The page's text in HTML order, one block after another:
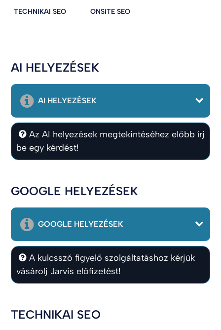
TECHNIKAI SEO ONSITE SEO
AI HELYEZÉSEK
AI HELYEZÉSEK
Az AI helyezések megtekintéséhez előbb írj
be egy kérdést!
GOOGLE HELYEZÉSEK
GOOGLE HELYEZÉSEK
A kulcsszó figyelő szolgáltatáshoz kérjük
vásárolj Jarvis előfizetést!
TECHNIKAI SEO